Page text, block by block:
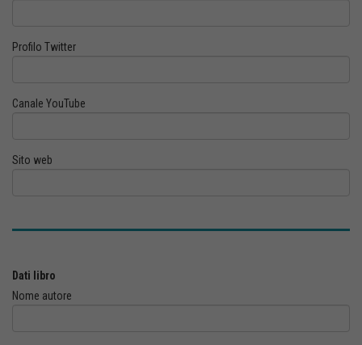
Profilo Twitter
Canale YouTube
Sito web
Dati libro
Nome autore